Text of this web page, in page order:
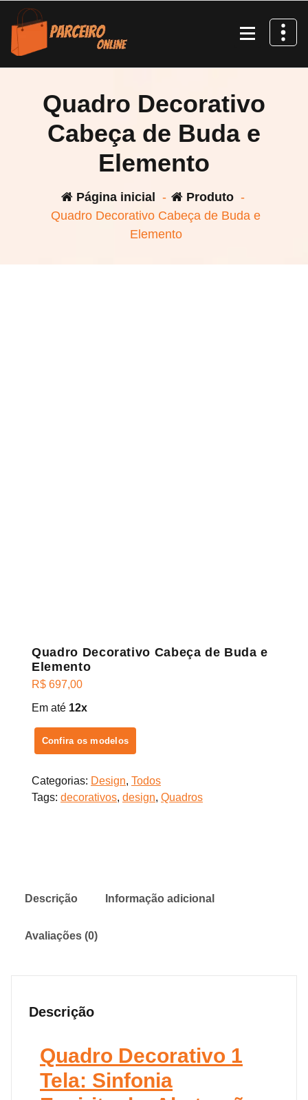
Pular
para
conteúdo
Quadro Decorativo
Cabeça de Buda e
Elemento
Página inicial - Produto -
Quadro Decorativo Cabeça de Buda e
Elemento
Quadro Decorativo Cabeça de Buda e
Elemento
R$ 697,00
Em até 12x
Confira os modelos
Categorias: Design, Todos
Tags: decorativos, design, Quadros
Descrição Informação adicional
Avaliações (0)
Descrição
Quadro Decorativo 1
Tela: Sinfonia